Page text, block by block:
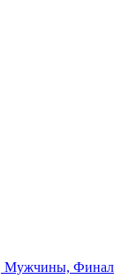
Мужчины, Финал